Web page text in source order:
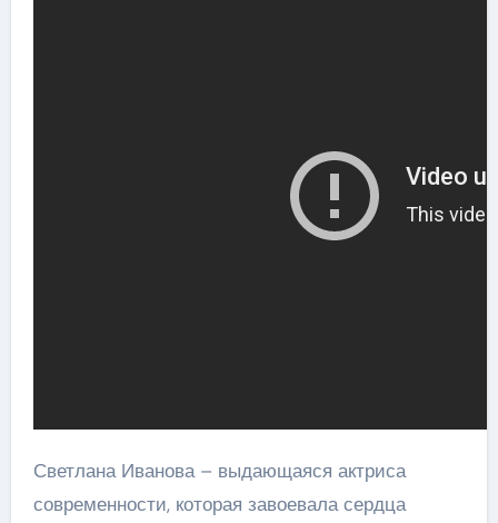
Светлана Иванова – выдающаяся актриса
современности, которая завоевала сердца